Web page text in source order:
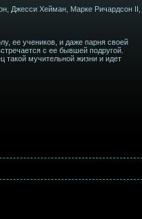
Джесси Хейман, Марке Ричардсон II,
ее учеников, и даже парня своей
с ее бывшей подругой.
такой мучительной жизни и идет